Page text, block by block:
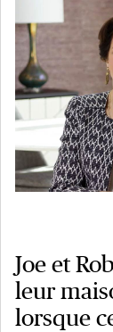
Joe et
leur
lorsque